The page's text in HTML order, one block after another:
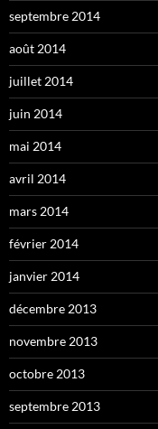
septembre 2014
août 2014
juillet 2014
juin 2014
mai 2014
avril 2014
mars 2014
février 2014
janvier 2014
décembre 2013
novembre 2013
octobre 2013
septembre 2013